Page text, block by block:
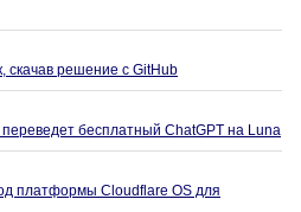
скачав решение с GitHub
бесплатный ChatGPT на Luna
платформы Cloudflare OS для